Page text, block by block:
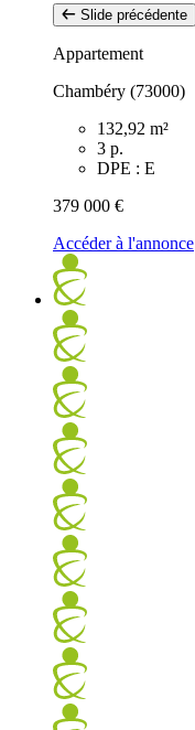
Slide précédente
Appartement
Chambéry (73000)
132,92 m²
3 p.
DPE : E
379 000 €
Accéder à l'annonce